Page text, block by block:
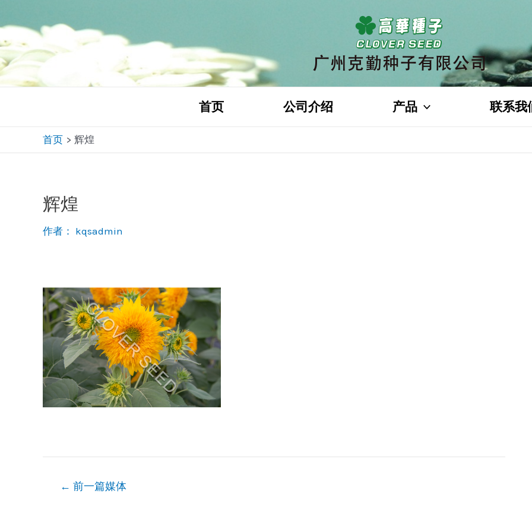
至
内
容
首页 公司介绍 产品 联系我
首页 辉煌
辉煌
作者： kqsadmin
← 前一篇媒体